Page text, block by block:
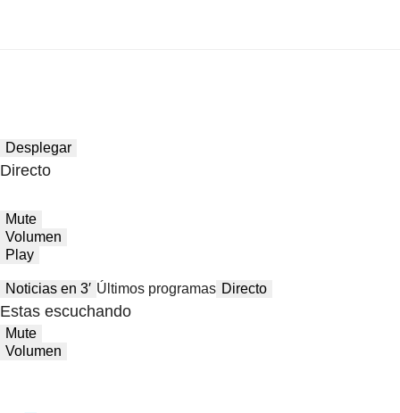
Desplegar
Directo
Mute
Volumen
Play
Noticias en 3′ Últimos programas Directo
Estas escuchando
Mute
Volumen